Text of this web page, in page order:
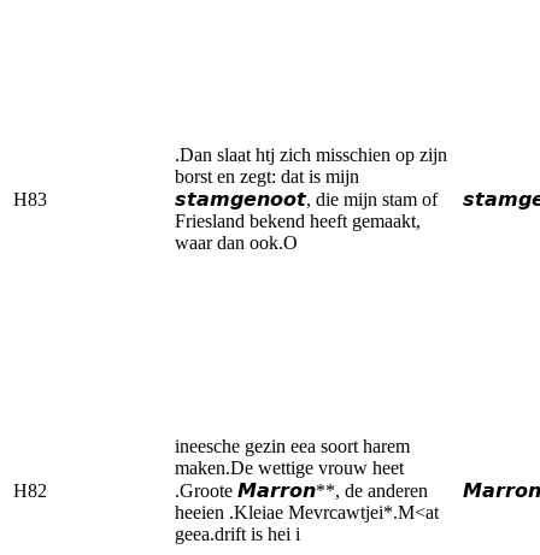
H83
.Dan slaat htj zich misschien op zijn
borst en zegt: dat is mijn
𝙨𝙩𝙖𝙢𝙜𝙚𝙣𝙤𝙤𝙩, die mijn stam of
Friesland bekend heeft gemaakt,
waar dan ook.O
H82
ineesche gezin eea soort harem
maken.De wettige vrouw heet
.Groote 𝙈𝙖𝙧𝙧𝙤𝙣**, de anderen
heeien .Kleiae Mevrcawtjei*.M<at
geea.drift is hei i
𝙈𝙖𝙧𝙧𝙤𝙣